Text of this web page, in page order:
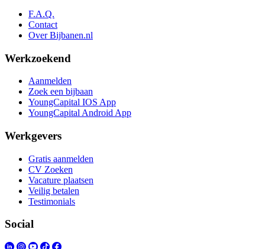
F.A.Q.
Contact
Over Bijbanen.nl
Werkzoekend
Aanmelden
Zoek een bijbaan
YoungCapital IOS App
YoungCapital Android App
Werkgevers
Gratis aanmelden
CV Zoeken
Vacature plaatsen
Veilig betalen
Testimonials
Social